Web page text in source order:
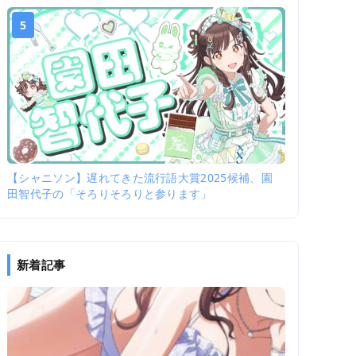
5
【シャニソン】遅れてきた流行語大賞2025候補、園
田智代子の「そろりそろりと参ります」
新着記事